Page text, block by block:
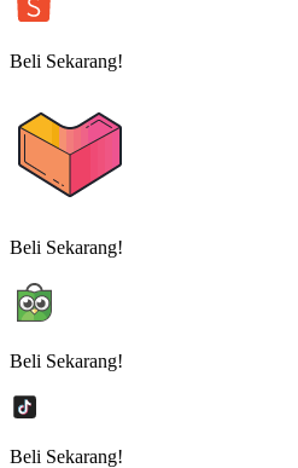
Beli Sekarang!
Beli Sekarang!
Beli Sekarang!
Beli Sekarang!